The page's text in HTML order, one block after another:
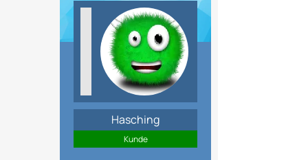
Hasching
Kunde